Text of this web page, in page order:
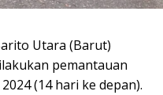
Utara (Barut)
pemantauan
(14 hari ke depan).